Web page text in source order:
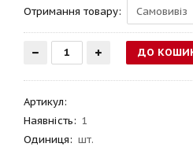
Отримання товару:
Артикул:
Наявність: 1
Одиниця: шт.